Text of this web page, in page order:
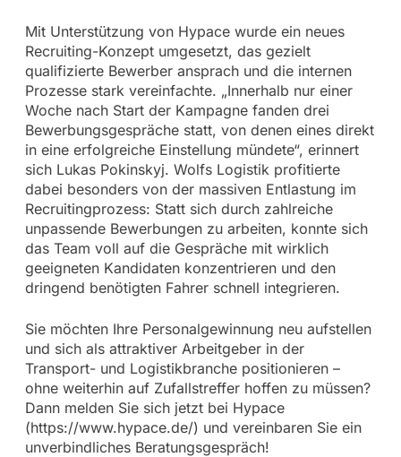
Mit Unterstützung von Hypace wurde ein neues
Recruiting-Konzept umgesetzt, das gezielt
qualifizierte Bewerber ansprach und die internen
Prozesse stark vereinfachte. „Innerhalb nur einer
Woche nach Start der Kampagne fanden drei
Bewerbungsgespräche statt, von denen eines direkt
in eine erfolgreiche Einstellung mündete“, erinnert
sich Lukas Pokinskyj. Wolfs Logistik profitierte
dabei besonders von der massiven Entlastung im
Recruitingprozess: Statt sich durch zahlreiche
unpassende Bewerbungen zu arbeiten, konnte sich
das Team voll auf die Gespräche mit wirklich
geeigneten Kandidaten konzentrieren und den
dringend benötigten Fahrer schnell integrieren.
Sie möchten Ihre Personalgewinnung neu aufstellen
und sich als attraktiver Arbeitgeber in der
Transport- und Logistikbranche positionieren –
ohne weiterhin auf Zufallstreffer hoffen zu müssen?
Dann melden Sie sich jetzt bei Hypace
(https://www.hypace.de/) und vereinbaren Sie ein
unverbindliches Beratungsgespräch!